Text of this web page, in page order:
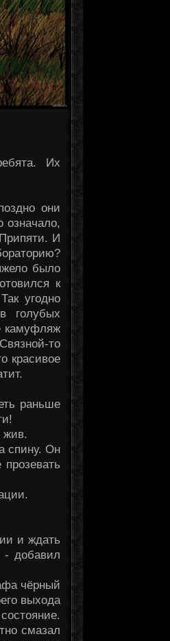
Их
они
означало,
И
было
к
угодно
голубых
камуфляж
то
красивое
раньше
жив.
спину. Он
и ждать
- добавил
чёрный
выхода
смазал